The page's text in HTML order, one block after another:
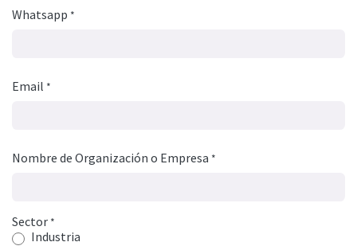
Whatsapp *
Email *
Nombre de Organización o Empresa *
Sector *
Industria